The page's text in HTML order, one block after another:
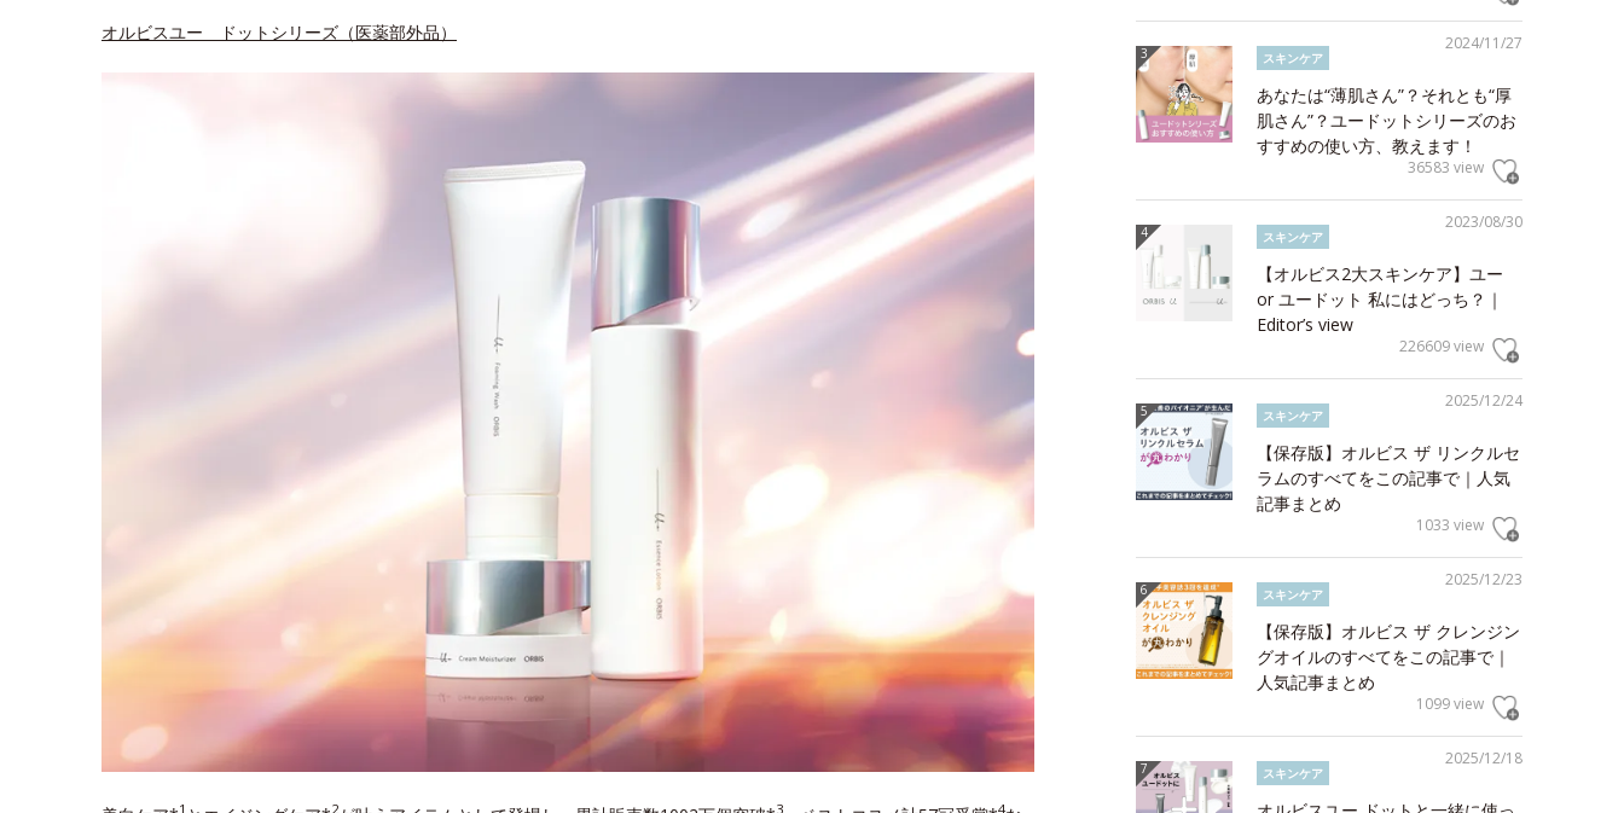
オルビスユー ドットシリーズ（医薬部外品）
1 2 3 4
2024/11/27
スキンケア
あなたは“薄肌さん”？それとも“厚
肌さん”？ユードットシリーズのお
すすめの使い方、教えます！
36583 view
2023/08/30
スキンケア
【オルビス2大スキンケア】ユー
or ユードット 私にはどっち？｜
Editor’s view
226609 view
2025/12/24
スキンケア
【保存版】オルビス ザ リンクルセ
ラムのすべてをこの記事で｜人気
記事まとめ
1033 view
2025/12/23
スキンケア
【保存版】オルビス ザ クレンジン
グオイルのすべてをこの記事で｜
人気記事まとめ
1099 view
2025/12/18
スキンケア